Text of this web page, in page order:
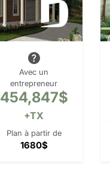
Avec un
entrepreneur
454,847$
+TX
Plan à partir de
1680$